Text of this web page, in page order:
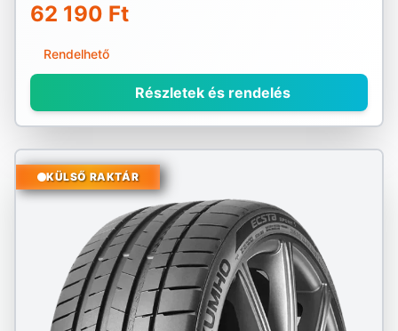
62 190 Ft
Rendelhető
Részletek és rendelés
KÜLSŐ RAKTÁR